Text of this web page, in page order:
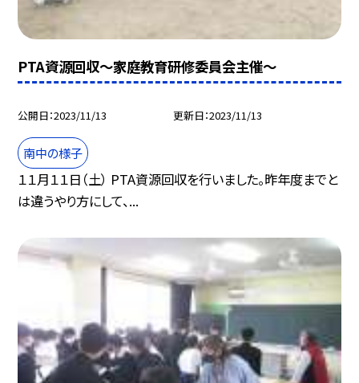
PTA資源回収〜家庭教育研修委員会主催〜
公開日 2023/11/13 更新日 2023/11/13
南中の様子
１１月１１日（土） PTA資源回収を行いました。昨年度までと
は違うやり方にして、...